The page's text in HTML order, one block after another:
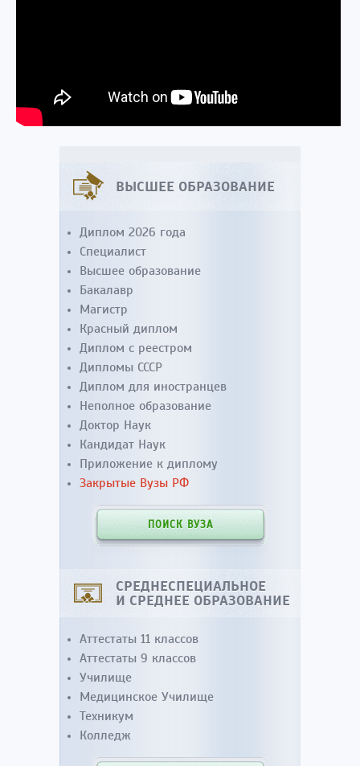
ВЫСШЕЕ ОБРАЗОВАНИЕ
Диплом 2026 года
Специалист
Высшее образование
Бакалавр
Магистр
Красный диплом
Диплом с реестром
Дипломы СССР
Диплом для иностранцев
Неполное образование
Доктор Наук
Кандидат Наук
Приложение к диплому
Закрытые Вузы РФ
ПОИСК ВУЗА
СРЕДНЕСПЕЦИАЛЬНОЕ
И СРЕДНЕЕ ОБРАЗОВАНИЕ
Аттестаты 11 классов
Аттестаты 9 классов
Училище
Медицинское Училище
Техникум
Колледж